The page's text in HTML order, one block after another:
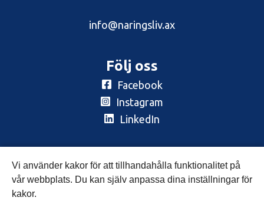
info@naringsliv.ax
Följ oss
Facebook
Instagram
LinkedIn
Prenumerera
Nyhetsbrev
Vi använder kakor för att tillhandahålla funktionalitet på
vår webbplats. Du kan själv anpassa dina inställningar för
kakor.